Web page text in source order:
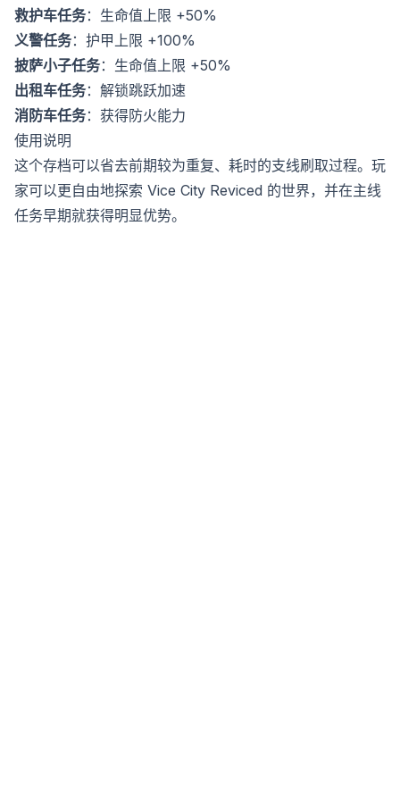
救护车任务：生命值上限 +50%
义警任务：护甲上限 +100%
披萨小子任务：生命值上限 +50%
出租车任务：解锁跳跃加速
消防车任务：获得防火能力
使用说明
这个存档可以省去前期较为重复、耗时的支线刷取过程。玩
家可以更自由地探索 Vice City Reviced 的世界，并在主线
任务早期就获得明显优势。